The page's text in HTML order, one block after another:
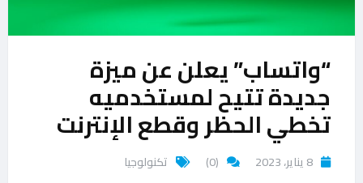
“واتساب” يعلن عن ميزة
جديدة تتيح لمستخدميه
تخطي الحظر وقطع الإنترنت
8 يناير، 2023 (0) تكنولوجيا